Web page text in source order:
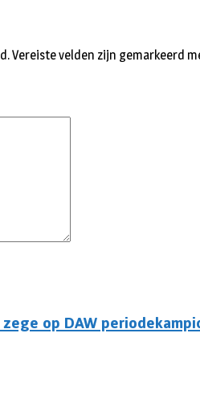
op DAW
Vereiste velden zijn gemarkeerd